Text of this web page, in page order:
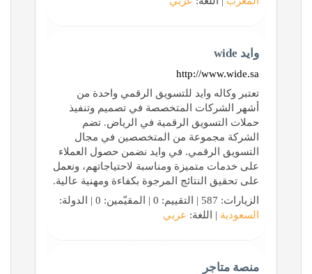
وايد wide
http://www.wide.sa
تعتبر وكاله وايد للتسويق الرقمي واحدة من
أشهر الشركات المتخصصة في تصميم وتنفيذ
حملات التسويق الرقمية في الرياض. تضم
الشركة مجموعة من المتخصصين في مجال
التسويق الرقمي. في وايد نضمن حصول العملاء
على خدمات متميزة ومناسبة لاحتياجاتهم، ونعمل
على تحقيق النتائج المرجوة بكفاءة ومهنية عالية.
الزيارات: 587 | التقييم: 0 | المقيّمين: 0 | الدولة:
السعودية | اللغة: عربي
منصة متاجر